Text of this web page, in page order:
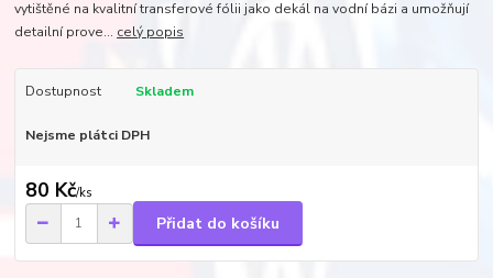
vytištěné na kvalitní transferové fólii jako dekál na vodní bázi a umožňují
detailní prove... celý popis
Dostupnost Skladem
Nejsme plátci DPH
80 Kč/ks
Přidat do košíku